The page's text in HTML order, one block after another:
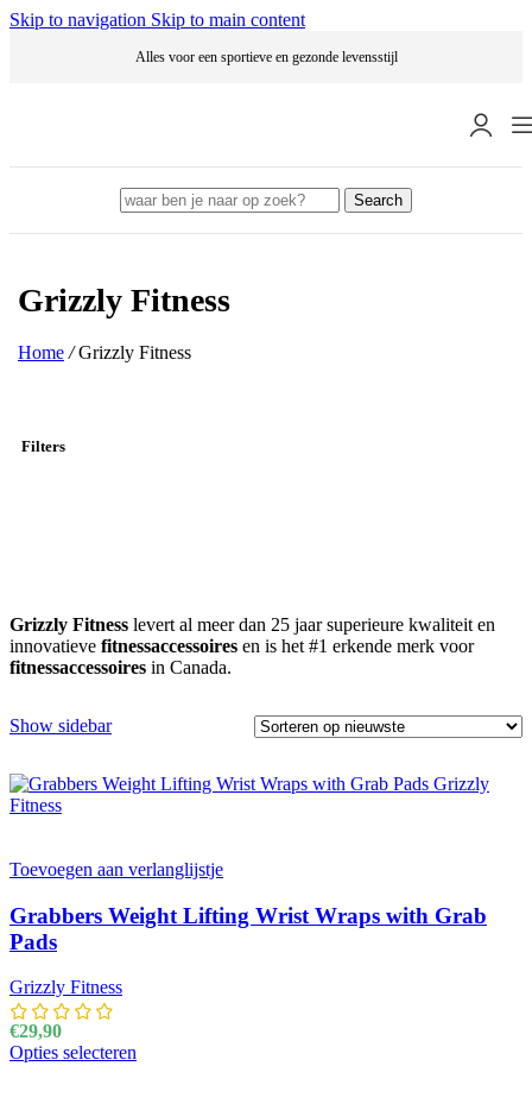
Skip to navigation Skip to main content
Alles voor een sportieve en gezonde levensstijl
Search
Grizzly Fitness
Home / Grizzly Fitness
Filters
Grizzly Fitness levert al meer dan 25 jaar superieure kwaliteit en
innovatieve fitnessaccessoires en is het #1 erkende merk voor
fitnessaccessoires in Canada.
Show sidebar
Toevoegen aan verlanglijstje
Grabbers Weight Lifting Wrist Wraps with Grab
Pads
Grizzly Fitness
€29,90
Opties selecteren